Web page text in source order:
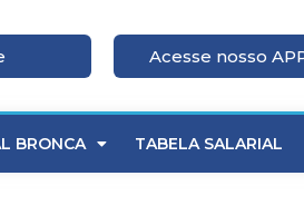
Acesse nosso
BRONCA TABELA SALARIAL